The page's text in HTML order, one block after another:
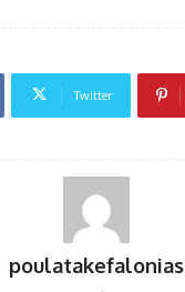
Twitter
poulatakefalonias